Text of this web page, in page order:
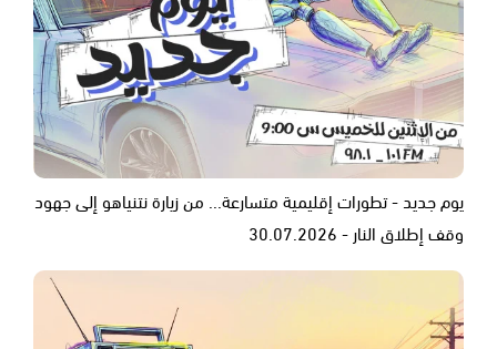
يوم جديد - تطورات إقليمية متسارعة... من زيارة نتنياهو إلى جهود
وقف إطلاق النار - 30.07.2026